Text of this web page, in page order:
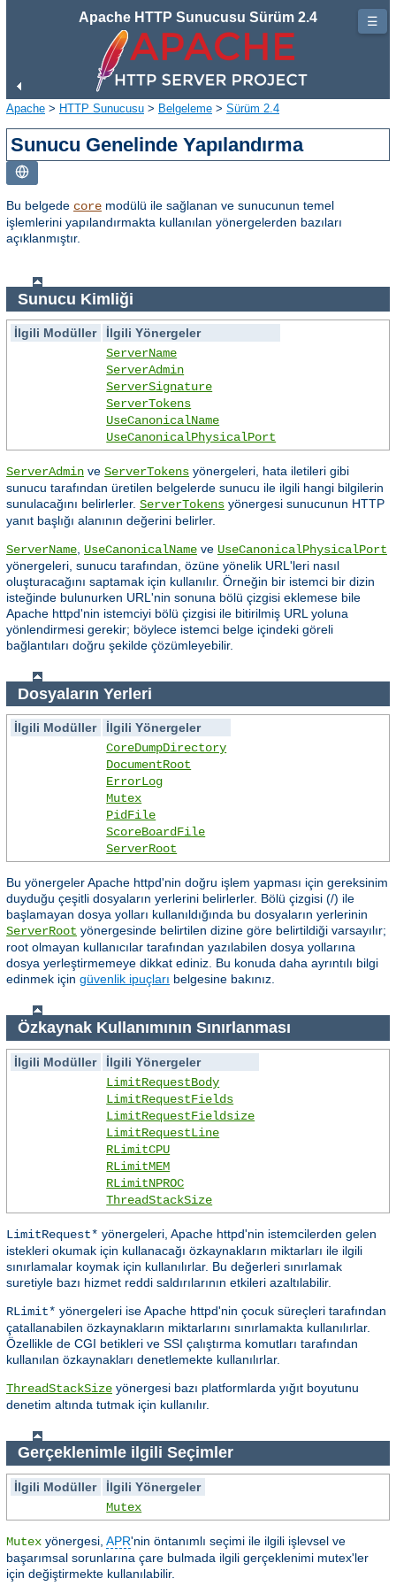
Apache HTTP Sunucusu Sürüm 2.4
Apache > HTTP Sunucusu > Belgeleme > Sürüm 2.4
Sunucu Genelinde Yapılandırma
Bu belgede core modülü ile sağlanan ve sunucunun temel
işlemlerini yapılandırmakta kullanılan yönergelerden bazıları
açıklanmıştır.
Sunucu Kimliği
İlgili Modüller
İlgili Yönergeler
ServerName
ServerAdmin
ServerSignature
ServerTokens
UseCanonicalName
UseCanonicalPhysicalPort
ServerAdmin ve ServerTokens yönergeleri, hata iletileri gibi
sunucu tarafından üretilen belgelerde sunucu ile ilgili hangi bilgilerin
sunulacağını belirlerler. ServerTokens yönergesi sunucunun HTTP
yanıt başlığı alanının değerini belirler.
ServerName UseCanonicalName ve UseCanonicalPhysicalPort
yönergeleri, sunucu tarafından, özüne yönelik URL'leri nasıl
oluşturacağını saptamak için kullanılır. Örneğin bir istemci bir dizin
isteğinde bulunurken URL'nin sonuna bölü çizgisi eklemese bile
Apache httpd'nin istemciyi bölü çizgisi ile bitirilmiş URL yoluna
yönlendirmesi gerekir; böylece istemci belge içindeki göreli
bağlantıları doğru şekilde çözümleyebilir.
Dosyaların Yerleri
İlgili Modüller
İlgili Yönergeler
CoreDumpDirectory
DocumentRoot
ErrorLog
Mutex
PidFile
ScoreBoardFile
ServerRoot
Bu yönergeler Apache httpd'nin doğru işlem yapması için gereksinim
duyduğu çeşitli dosyaların yerlerini belirlerler. Bölü çizgisi (/) ile
başlamayan dosya yolları kullanıldığında bu dosyaların yerlerinin
ServerRoot yönergesinde belirtilen dizine göre belirtildiği varsayılır;
root olmayan kullanıcılar tarafından yazılabilen dosya yollarına
dosya yerleştirmemeye dikkat ediniz. Bu konuda daha ayrıntılı bilgi
edinmek için güvenlik ipuçları belgesine bakınız.
Özkaynak Kullanımının Sınırlanması
İlgili Modüller
İlgili Yönergeler
LimitRequestBody
LimitRequestFields
LimitRequestFieldsize
LimitRequestLine
RLimitCPU
RLimitMEM
RLimitNPROC
ThreadStackSize
LimitRequest* yönergeleri, Apache httpd'nin istemcilerden gelen
istekleri okumak için kullanacağı özkaynakların miktarları ile ilgili
sınırlamalar koymak için kullanılırlar. Bu değerleri sınırlamak
suretiyle bazı hizmet reddi saldırılarının etkileri azaltılabilir.
RLimit* yönergeleri ise Apache httpd'nin çocuk süreçleri tarafından
çatallanabilen özkaynakların miktarlarını sınırlamakta kullanılırlar.
Özellikle de CGI betikleri ve SSI çalıştırma komutları tarafından
kullanılan özkaynakları denetlemekte kullanılırlar.
ThreadStackSize yönergesi bazı platformlarda yığıt boyutunu
denetim altında tutmak için kullanılır.
Gerçeklenimle ilgili Seçimler
İlgili Modüller
İlgili Yönergeler
Mutex
Mutex yönergesi, APR'nin öntanımlı seçimi ile ilgili işlevsel ve
başarımsal sorunlarına çare bulmada ilgili gerçeklenimi mutex'ler
için değiştirmekte kullanılabilir.
☰